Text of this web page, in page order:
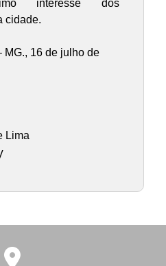
interesse dos
cidade.
MG., 16 de julho de
Lima